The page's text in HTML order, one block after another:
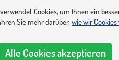
Cookies, um Ihnen ein
Sie mehr darüber, wie wir
Alle Cookies akzeptieren